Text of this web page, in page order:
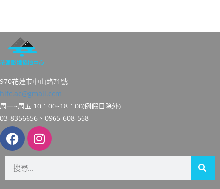
970花蓮市中山路71號
hlfc.ac@gmail.com
周一~周五 10：00~18：00(例假日除外)
03-8356656、0965-608-568